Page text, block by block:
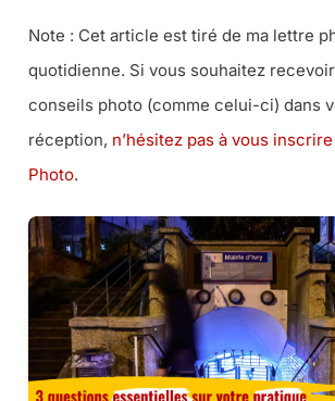
Note : Cet article est tiré de ma lettre
quotidienne. Si vous souhaitez
conseils photo (comme celui-ci) dans
réception, n’hésitez pas à vous
Photo.